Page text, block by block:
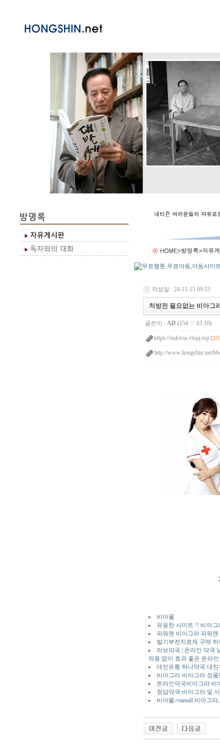
작성일 : 24-11-15 09:53
처방전 필요없는 비아그
글쓴이 : AD (154.♡.63.10)
https://nukivia.vbqq.top
http://www.hongshin.net/
비아몰
유용한 사이트 !! 비아
파워맨 비아그라 파워
발기부전치료제 구매
러브약국 | 온라인 약국
작용 없이 효과 좋은 온라
대진유통 하나약국 대
비아그라 비아그라 정
온라인약국비아그라 비
청담약국 비아그라 및
비아몰-viamall 비아그